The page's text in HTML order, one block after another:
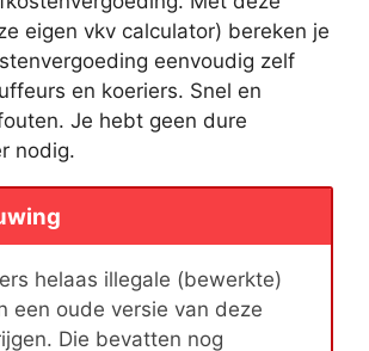
eigen vkv calculator) bereken je
eenvoudig zelf
en koeriers. Snel en
Je hebt geen dure
nodig.
helaas illegale (bewerkte)
een oude versie van deze
Die bevatten nog